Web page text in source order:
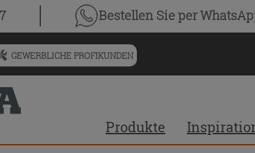
Bestellen Sieper
GEWERBLICHE PROFIKUNDEN
Produkte